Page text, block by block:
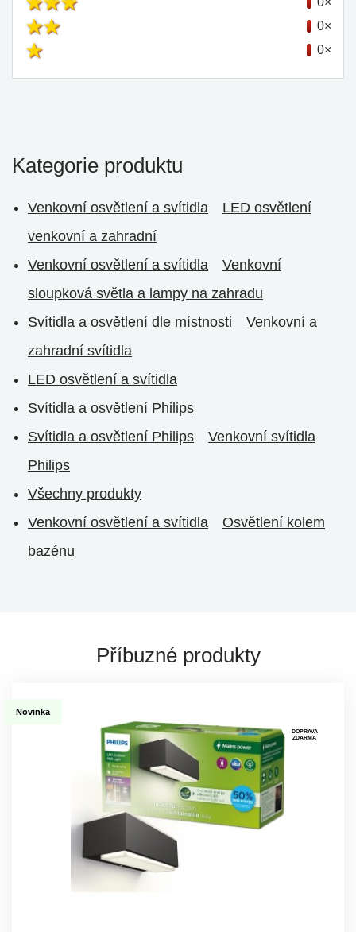
0×
0×
Kategorie produktu
Venkovní osvětlení a svítidla
LED osvětlení
venkovní a zahradní
Venkovní osvětlení a svítidla
Venkovní
sloupková světla a lampy na zahradu
Svítidla a osvětlení dle místnosti
Venkovní a
zahradní svítidla
LED osvětlení a svítidla
Svítidla a osvětlení Philips
Svítidla a osvětlení Philips
Venkovní svítidla
Philips
Všechny produkty
Venkovní osvětlení a svítidla
Osvětlení kolem
bazénu
Příbuzné produkty
Novinka
DOPRAVA
ZDARMA